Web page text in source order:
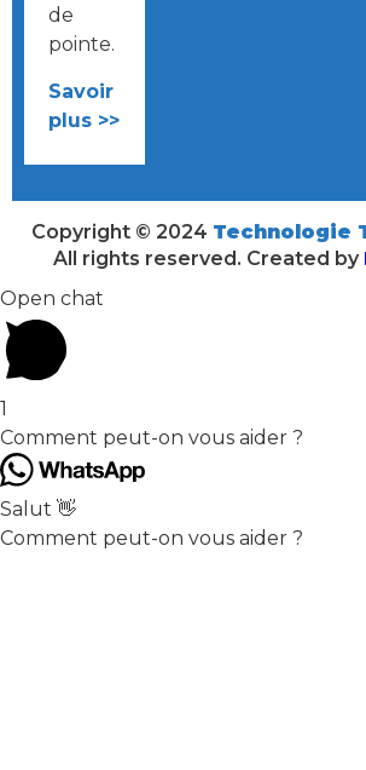
de
pointe.
Savoir
plus >>
Copyright © 2024 Technologie
All rights reserved. Created by
Open chat
1
Comment peut-on vous aider ?
Salut 👋
Comment peut-on vous aider ?